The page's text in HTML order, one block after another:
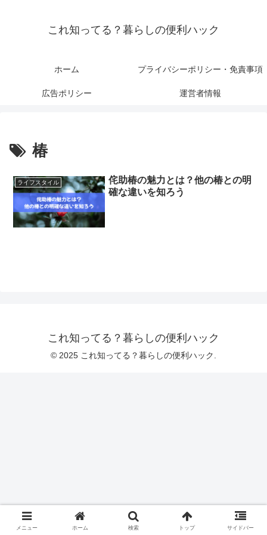
これ知ってる？暮らしの便利ハック
ホーム プライバシーポリシー・免責事項
広告ポリシー 運営者情報
椿
ライフスタイル
侘助椿の魅力とは？他の椿との明
確な違いを知ろう
これ知ってる？暮らしの便利ハック
© 2025 これ知ってる？暮らしの便利ハック.
メニュー ホーム 検索 トップ サイドバー